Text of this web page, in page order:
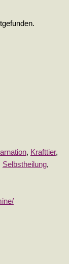
, Krafttier,
Selbstheilung,